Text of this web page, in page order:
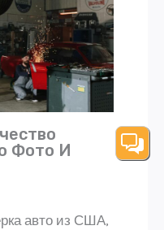
Фото И
авто из США,